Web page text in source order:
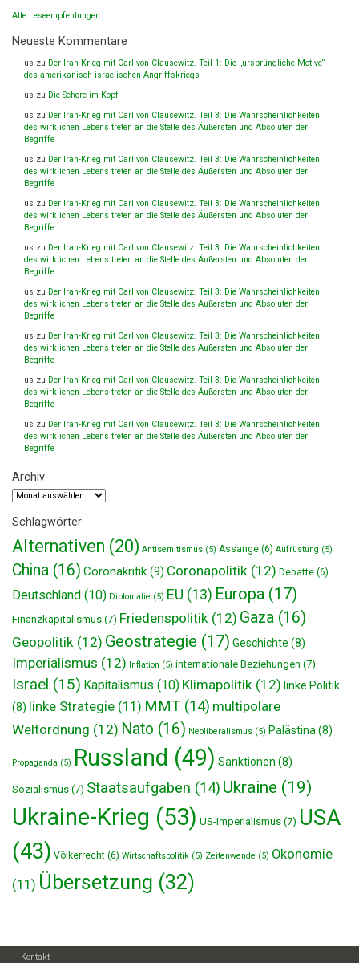
Alle Leseempfehlungen
Neueste Kommentare
us zu Der Iran-Krieg mit Carl von Clausewitz. Teil 1: Die „ursprüngliche Motive“
des amerikanisch-israelischen Angriffskriegs
us zu Die Schere im Kopf
us zu Der Iran-Krieg mit Carl von Clausewitz. Teil 3: Die Wahrscheinlichkeiten
des wirklichen Lebens treten an die Stelle des Äußersten und Absoluten der
Begriffe
us zu Der Iran-Krieg mit Carl von Clausewitz. Teil 3: Die Wahrscheinlichkeiten
des wirklichen Lebens treten an die Stelle des Äußersten und Absoluten der
Begriffe
us zu Der Iran-Krieg mit Carl von Clausewitz. Teil 3: Die Wahrscheinlichkeiten
des wirklichen Lebens treten an die Stelle des Äußersten und Absoluten der
Begriffe
us zu Der Iran-Krieg mit Carl von Clausewitz. Teil 3: Die Wahrscheinlichkeiten
des wirklichen Lebens treten an die Stelle des Äußersten und Absoluten der
Begriffe
us zu Der Iran-Krieg mit Carl von Clausewitz. Teil 3: Die Wahrscheinlichkeiten
des wirklichen Lebens treten an die Stelle des Äußersten und Absoluten der
Begriffe
us zu Der Iran-Krieg mit Carl von Clausewitz. Teil 3: Die Wahrscheinlichkeiten
des wirklichen Lebens treten an die Stelle des Äußersten und Absoluten der
Begriffe
us zu Der Iran-Krieg mit Carl von Clausewitz. Teil 3: Die Wahrscheinlichkeiten
des wirklichen Lebens treten an die Stelle des Äußersten und Absoluten der
Begriffe
us zu Der Iran-Krieg mit Carl von Clausewitz. Teil 3: Die Wahrscheinlichkeiten
des wirklichen Lebens treten an die Stelle des Äußersten und Absoluten der
Begriffe
Archiv
Archiv
Schlagwörter
Alternativen (20) Antisemitismus (5) Assange (6) Aufrüstung (5)
China (16) Coronakritik (9) Coronapolitik (12) Debatte (6)
Deutschland (10) Diplomatie (5) EU (13) Europa (17)
Finanzkapitalismus (7) Friedenspolitik (12) Gaza (16)
Geopolitik (12) Geostrategie (17) Geschichte (8)
Imperialismus (12) Inflation (5) internationale Beziehungen (7)
Israel (15) Kapitalismus (10) Klimapolitik (12) linke Politik
(8) linke Strategie (11) MMT (14) multipolare
Weltordnung (12) Nato (16) Neoliberalismus (5) Palästina (8)
Propaganda (5) Russland (49) Sanktionen (8)
Sozialismus (7) Staatsaufgaben (14) Ukraine (19)
Ukraine-Krieg (53) US-Imperialismus (7) USA
(43) Völkerrecht (6) Wirtschaftspolitik (5) Zeitenwende (5) Ökonomie
(11) Übersetzung (32)
Kontakt